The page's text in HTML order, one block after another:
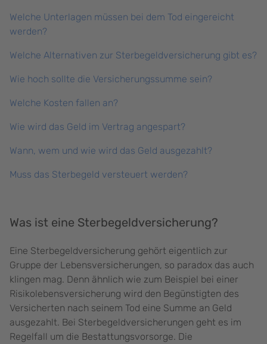
Welche Unterlagen müssen bei dem Tod eingereicht
werden?
Welche Alternativen zur Sterbegeldversicherung gibt es?
Wie hoch sollte die Versicherungssumme sein?
Welche Kosten fallen an?
Wie wird das Geld im Vertrag angespart?
Wann, wem und wie wird das Geld ausgezahlt?
Muss das Sterbegeld versteuert werden?
Was ist eine Sterbegeldversicherung?
Eine Sterbegeldversicherung gehört eigentlich zur
Gruppe der Lebensversicherungen, so paradox das auch
klingen mag. Denn ähnlich wie zum Beispiel bei einer
Risikolebensversicherung wird den Begünstigten des
Versicherten nach seinem Tod eine Summe an Geld
ausgezahlt. Bei Sterbegeldversicherungen geht es im
Regelfall um die Bestattungsvorsorge. Die